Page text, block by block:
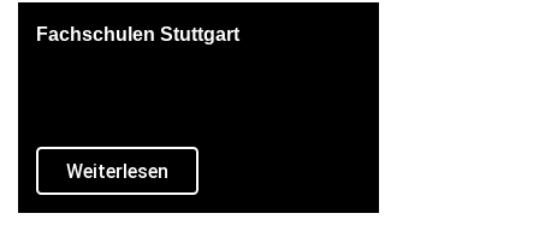
Fachschulen Stuttgart
Weiterlesen